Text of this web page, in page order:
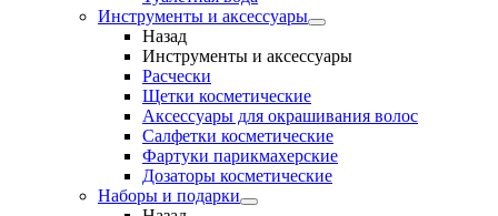
Инструменты и аксессуары
Назад
Инструменты и аксессуары
Расчески
Щетки косметические
Аксессуары для окрашивания волос
Салфетки косметические
Фартуки парикмахерские
Дозаторы косметические
Наборы и подарки